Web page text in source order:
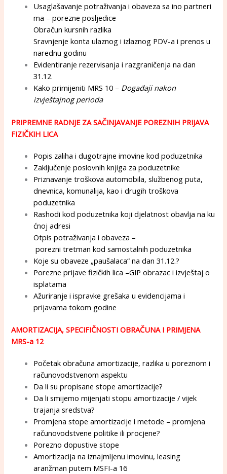
Usaglašavanje potraživanja i obaveza sa ino partneri
ma – porezne posljedice
Obračun kursnih razlika
Sravnjenje konta ulaznog i izlaznog PDV-a i prenos u
narednu godinu
Evidentiranje rezervisanja i razgraničenja na dan
31.12.
Kako primijeniti MRS 10 – Događaji nakon
izvještajnog perioda
PRIPREMNE RADNJE ZA SAČINJAVANJE POREZNIH PRIJAVA
FIZIČKIH LICA
Popis zaliha i dugotrajne imovine kod poduzetnika
Zaključenje poslovnih knjiga za poduzetnike
Priznavanje troškova automobila, službenog puta,
dnevnica, komunalija, kao i drugih troškova
poduzetnika
Rashodi kod poduzetnika koji djelatnost obavlja na ku
ćnoj adresi
Otpis potraživanja i obaveza –
porezni tretman kod samostalnih poduzetnika
Koje su obaveze „paušalaca“ na dan 31.12.?
Porezne prijave fizičkih lica –GIP obrazac i izvještaj o
isplatama
Ažuriranje i ispravke grešaka u evidencijama i
prijavama tokom godine
AMORTIZACIJA, SPECIFIČNOSTI OBRAČUNA I PRIMJENA
MRS-a 12
Početak obračuna amortizacije, razlika u poreznom i
računovodstvenom aspektu
Da li su propisane stope amortizacije?
Da li smijemo mijenjati stopu amortizacije / vijek
trajanja sredstva?
Promjena stope amortizacije i metode – promjena
računovodstvene politike ili procjene?
Porezno dopustive stope
Amortizacija na iznajmljenu imovinu, leasing
aranžman putem MSFI-a 16